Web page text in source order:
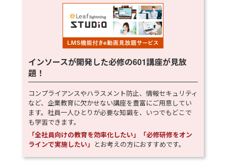
インソースが開発した必修の601講座が見放
題！
コンプライアンスやハラスメント防止、情報セキュリティ
など、企業教育に欠かせない講座を豊富にご用意してい
ます。社員一人ひとりが必要な知識を、いつでもどこで
も学習できます。
「全社員向けの教育を効率化したい」「必修研修をオン
ラインで実施したい」 とお考えの方におすすめです。